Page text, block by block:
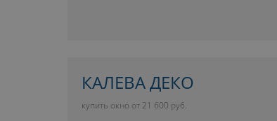
КАЛЕВА ДЕКО
купить окно от 21 600 руб.